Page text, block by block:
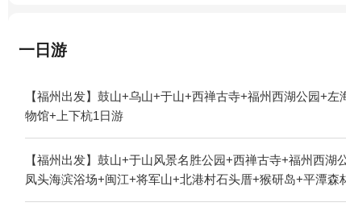
一日游
【福州出发】鼓山+乌山+于山+西禅古寺+福州西湖公园+
物馆+上下杭1日游
【福州出发】鼓山+于山风景名胜公园+西禅古寺+福州西
凤头海滨浴场+闽江+将军山+北港村石头厝+猴研岛+平潭